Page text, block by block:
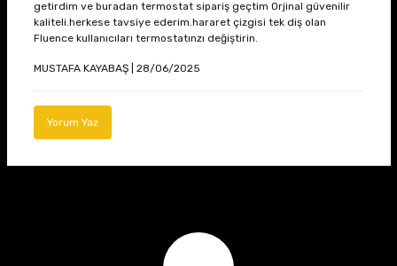
getirdim ve buradan termostat sipariş geçtim Orjinal güvenilir
kaliteli.herkese tavsiye ederim.hararet çizgisi tek diş olan
Fluence kullanıcıları termostatınzı değiştirin.
MUSTAFA KAYABAŞ | 28/06/2025
Yorum Yaz